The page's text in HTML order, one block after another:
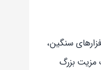
سنگین،
مزیت بزرگ